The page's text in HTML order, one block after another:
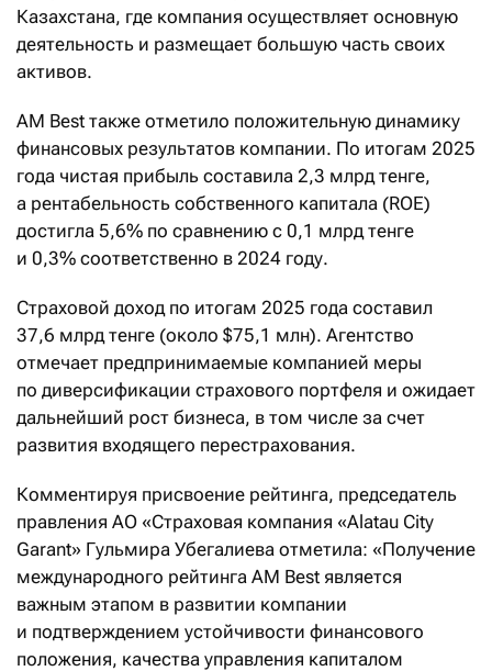
Казахстана, где компания осуществляет основную
деятельность и размещает большую часть своих
активов.
AM Best также отметило положительную динамику
финансовых результатов компании. По итогам 2025
года чистая прибыль составила 2,3 млрд тенге,
а рентабельность собственного капитала (ROE)
достигла 5,6% по сравнению с 0,1 млрд тенге
и 0,3% соответственно в 2024 году.
Страховой доход по итогам 2025 года составил
37,6 млрд тенге (около $75,1 млн). Агентство
отмечает предпринимаемые компанией меры
по диверсификации страхового портфеля и ожидает
дальнейший рост бизнеса, в том числе за счет
развития входящего перестрахования.
Комментируя присвоение рейтинга, председатель
правления АО «Страховая компания «Alatau City
Garant» Гульмира Убегалиева отметила: «Получение
международного рейтинга AM Best является
важным этапом в развитии компании
и подтверждением устойчивости финансового
положения, качества управления капиталом